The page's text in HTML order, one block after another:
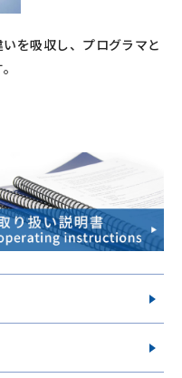
を吸収し、プログラマと